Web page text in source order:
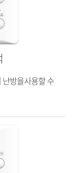
방을사용할 수